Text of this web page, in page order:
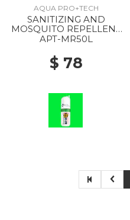
AQUA PRO+TECH
SANITIZING AND
MOSQUITO REPELLENT
SPRAY --
APT-MR50L
$ 78